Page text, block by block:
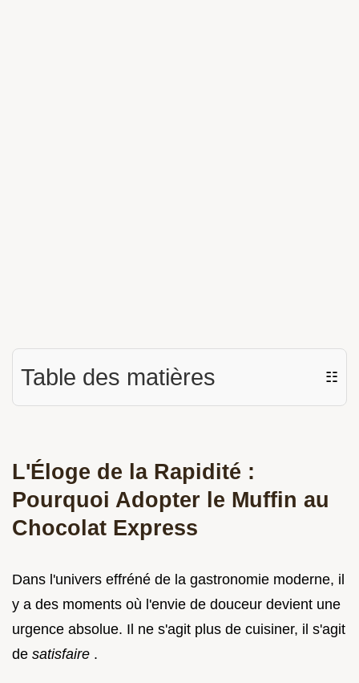
Table des matières ☷
L'Éloge de la Rapidité :
Pourquoi Adopter le Muffin au
Chocolat Express
Dans l'univers effréné de la gastronomie moderne, il
y a des moments où l'envie de douceur devient une
urgence absolue. Il ne s'agit plus de cuisiner, il s'agit
de satisfaire .